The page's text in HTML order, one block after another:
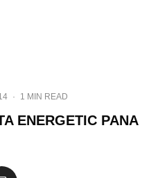
· 1 MIN READ
ENERGETIC PANA